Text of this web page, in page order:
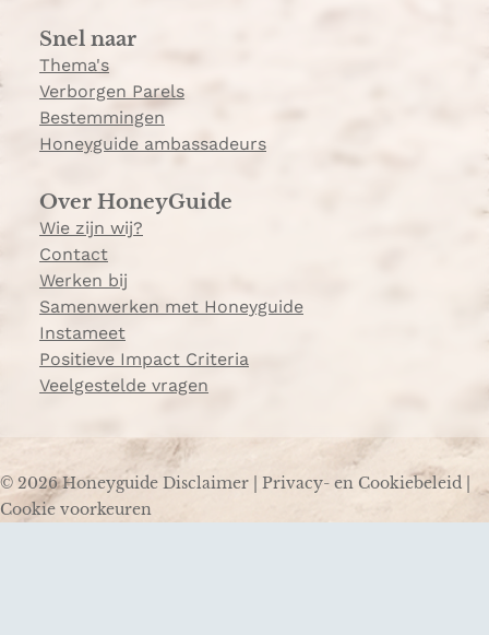
m
Snel naar
Thema's
Verborgen Parels
Bestemmingen
Honeyguide ambassadeurs
Over HoneyGuide
Wie zijn wij?
Contact
Werken bij
Samenwerken met Honeyguide
Instameet
Positieve Impact Criteria
Veelgestelde vragen
© 2026 Honeyguide Disclaimer Privacy- en Cookiebeleid
Cookie voorkeuren